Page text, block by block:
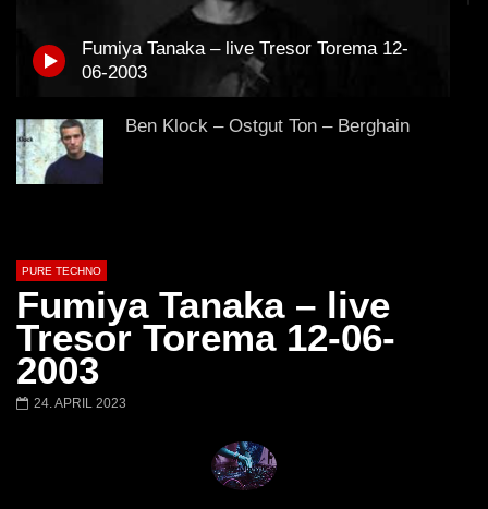
Miss Djax – Cherry Moon –
Fumiya Tanaka – live Tresor Torema 12-
06-2003
Ben Klock – Ostgut Ton – Berghain
Niereich | @ Tresor Berlin | Blind Spot
Ben Klock @ Berghain, Berlin – Tsugi
Podcast 246 – 2012
PURE TECHNO
Fumiya Tanaka – live
Tresor Torema 12-06-
2003
24. APRIL 2023